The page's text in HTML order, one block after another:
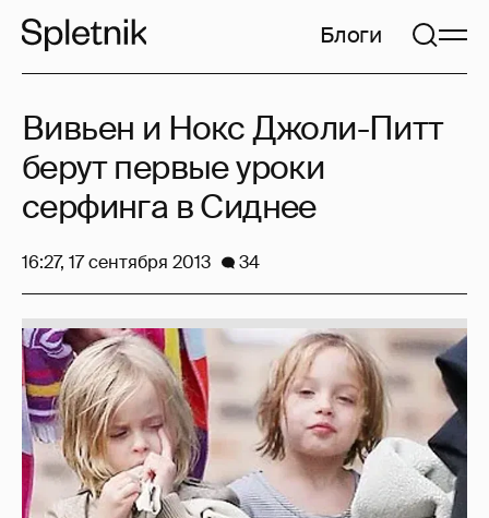
Блоги
Вивьен и Нокс Джоли-Питт
берут первые уроки
серфинга в Сиднее
16:27, 17 сентября 2013 34